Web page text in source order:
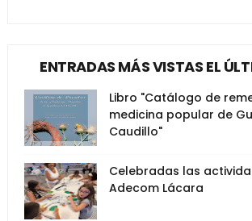
ENTRADAS MÁS VISTAS EL
Libro "Catálogo de
medicina popular de
Caudillo"
Celebradas las
Adecom Lácara